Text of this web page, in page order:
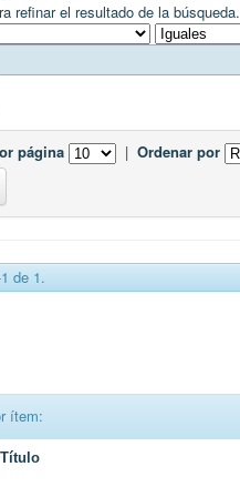
refinar el resultado de la búsqueda.
página | Ordenar por
de 1.
ítem:
Título